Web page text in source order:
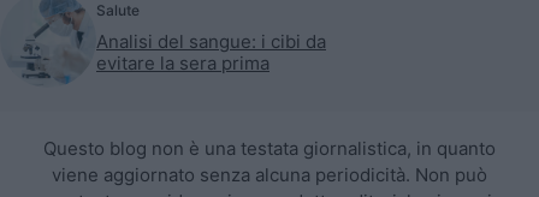
Salute
Analisi del sangue: i cibi da
evitare la sera prima
Questo blog non è una testata giornalistica, in quanto
viene aggiornato senza alcuna periodicità. Non può